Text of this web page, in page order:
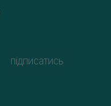
підписатись